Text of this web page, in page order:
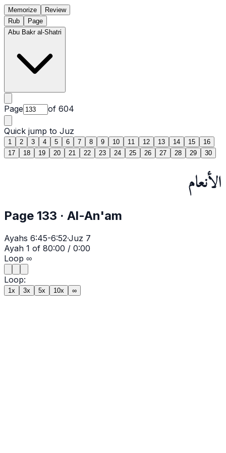
Memorize
Review
Rub
Page
Abu Bakr al-Shatri
Page of 604
Quick jump to Juz
1 2 3 4 5 6 7 8 9 10 11 12 13 14 15
16
17
18 19 20 21 22 23 24 25 26 27 28 29 30
الأنعام
Page 133 · Al-An'am
Ayahs 6:45-6:52·Juz 7
Ayah 1 of 80:00 / 0:00
Loop ∞
Loop:
1x 3x 5x 10x ∞